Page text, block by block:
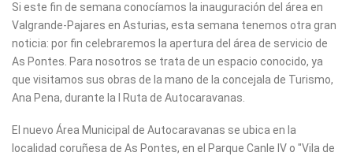
Si este fin de semana conocíamos la inauguración del área en
Valgrande-Pajares en Asturias, esta semana tenemos otra gran
noticia: por fin celebraremos la apertura del área de servicio de
As Pontes. Para nosotros se trata de un espacio conocido, ya
que visitamos sus obras de la mano de la concejala de Turismo,
Ana Pena, durante la I Ruta de Autocaravanas.
El nuevo Área Municipal de Autocaravanas se ubica en la
localidad coruñesa de As Pontes, en el Parque Canle IV o "Vila de